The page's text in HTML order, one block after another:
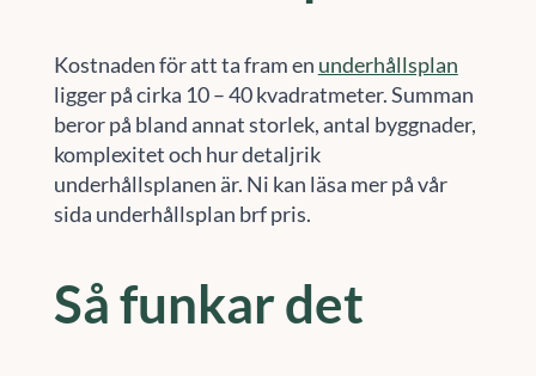
Kostnaden för att ta fram en underhållsplan
ligger på cirka 10 – 40 kvadratmeter. Summan
beror på bland annat storlek, antal byggnader,
komplexitet och hur detaljrik
underhållsplanen är. Ni kan läsa mer på vår
sida underhållsplan brf pris.
Så funkar det